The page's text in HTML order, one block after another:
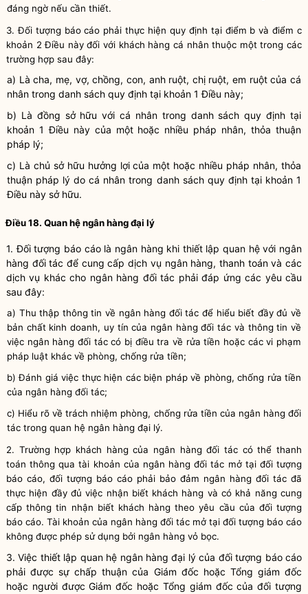
đáng ngờ nếu cần thiết.
3. Đối tượng báo cáo phải thực hiện quy định tại điểm bvà điểm c
khoản 2 Điều này đối với khách hàng cá nhân thuộc một trong các
trường hợp sau đây:
a) Là cha, mẹ, vợ, chồng, con, anh ruột, chị ruột, em ruột của cá
nhân trong danh sách quy định tại khoản 1 Điều này;
b) Là đồng sở hữu với cá nhân trong danh sách quy định tại
khoản 1 Điều này của một hoặc nhiều pháp nhân, thỏa thuận
pháp lý;
c) Là chủ sở hữu hưởng lợi của một hoặc nhiều pháp nhân, thỏa
thuận pháp lý docá nhân trong danh sách quy định tại khoản 1
Điều này sở hữu.
Điều 18. Quan hệ ngân hàng đại lý
1. Đối tượng báo cáo là ngân hàng khi thiết lập quan hệvới ngân
hàng đối tác để cung cấp dịch vụ ngân hàng, thanh toán và các
dịch vụ khác cho ngân hàng đối tác phảiđáp ứng các yêu cầu
sau đây:
a) Thu thập thông tin về ngân hàng đối tác để hiểu biết đầy đủ về
bản chất kinh doanh, uy tín của ngân hàng đối tác và thông tin về
việc ngân hàng đối tác có bị điều tra về rửa tiền hoặc các vi phạm
pháp luật khác về phòng, chống rửa tiền;
b) Đánh giá việc thực hiện các biện pháp về phòng, chống rửa tiền
của ngân hàng đối tác;
c) Hiểu rõ về trách nhiệm phòng, chống rửa tiền của ngân hàng đối
tác trong quan hệ ngân hàng đại lý.
2. Trường hợp khách hàng của ngân hàng đối tác có thể thanh
toán thông qua tài khoản của ngân hàng đối tác mở tại đối tượng
báo cáo, đối tượng báo cáo phải bảo đảm ngân hàng đối tác đã
thực hiện đầy đủ việc nhận biết khách hàng và có khả năng cung
cấp thông tin nhận biết khách hàng theo yêu cầu của đối tượng
báo cáo. Tài khoản của ngân hàng đối tác mở tại đối tượng báo cáo
không được phép sử dụng bởi ngân hàng vỏ bọc.
3. Việc thiết lập quan hệ ngân hàng đại lý của đối tượng báo cáo
phải được sự chấp thuận của Giám đốc hoặc Tổng giám đốc
hoặc người được Giám đốc hoặc Tổng giám đốc của đối tượng